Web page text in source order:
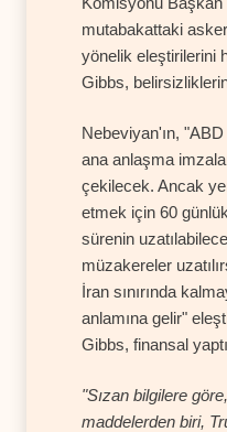
mutabakattaki
yönelik eleştirilerini
Gibbs,
Nebeviyan'ın,
ana anlaşma
çekilecek. Ancak
etmek için 60
sürenin
müzakereler
İran sınırında
anlamına gelir"
Gibbs, finansal
"Sızan bilgilere
maddelerden biri,